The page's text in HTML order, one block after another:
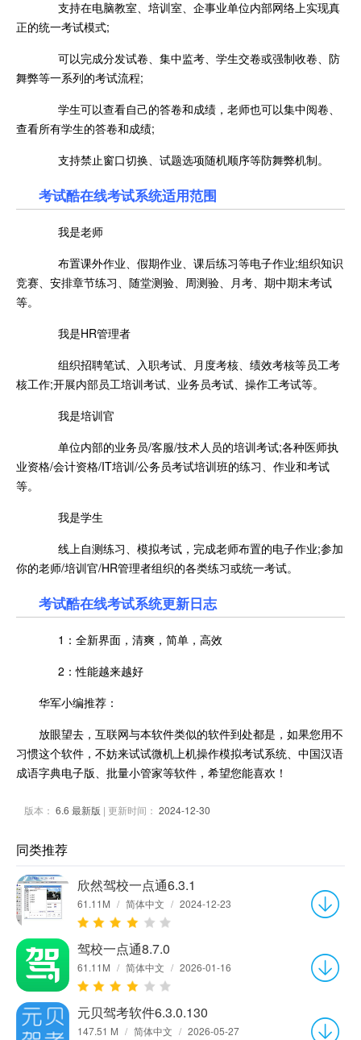
支持在电脑教室、培训室、企事业单位内部网络上实现真
正的统一考试模式;
可以完成分发试卷、集中监考、学生交卷或强制收卷、防
舞弊等一系列的考试流程;
学生可以查看自己的答卷和成绩，老师也可以集中阅卷、
查看所有学生的答卷和成绩;
支持禁止窗口切换、试题选项随机顺序等防舞弊机制。
考试酷在线考试系统适用范围
我是老师
布置课外作业、假期作业、课后练习等电子作业;组织知识
竞赛、安排章节练习、随堂测验、周测验、月考、期中期末考试
等。
我是HR管理者
组织招聘笔试、入职考试、月度考核、绩效考核等员工考
核工作;开展内部员工培训考试、业务员考试、操作工考试等。
我是培训官
单位内部的业务员/客服/技术人员的培训考试;各种医师执
业资格/会计资格/IT培训/公务员考试培训班的练习、作业和考试
等。
我是学生
线上自测练习、模拟考试，完成老师布置的电子作业;参加
你的老师/培训官/HR管理者组织的各类练习或统一考试。
考试酷在线考试系统更新日志
1：全新界面，清爽，简单，高效
2：性能越来越好
华军小编推荐：
放眼望去，互联网与本软件类似的软件到处都是，如果您用不
习惯这个软件，不妨来试试微机上机操作模拟考试系统、中国汉语
成语字典电子版、批量小管家等软件，希望您能喜欢！
版本： 6.6 最新版 | 更新时间： 2024-12-30
同类推荐
欣然驾校一点通6.3.1
61.11M / 简体中文 / 2024-12-23
驾校一点通8.7.0
61.11M / 简体中文 / 2026-01-16
元贝驾考软件6.3.0.130
147.51 M / 简体中文 / 2026-05-27